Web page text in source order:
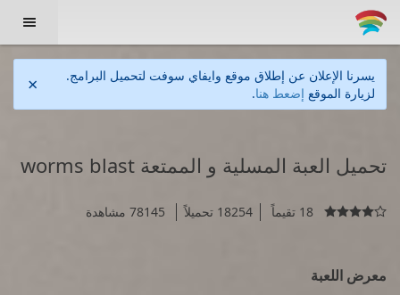

يسرنا الإعلان عن إطلاق موقع وايفاي سوفت لتحميل البرامج.
لزيارة الموقع إضعط هنا.
×
تحميل العبة المسلية و الممتعة worms blast
 18 تقيماً 18254 تحميلاً 78145 مشاهدة
معرض اللعبة